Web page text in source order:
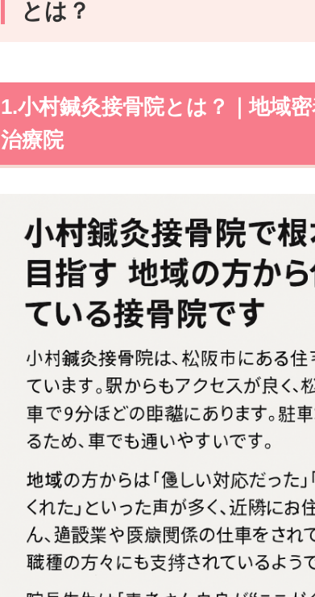
とは？
1.小村鍼灸接骨院とは？｜地域
治療院